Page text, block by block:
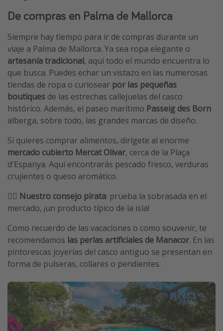
De compras en Palma de Mallorca
Siempre hay tiempo para ir de compras durante un
viaje a Palma de Mallorca. Ya sea ropa elegante o
artesanía tradicional, aquí todo el mundo encuentra lo
que busca. Puedes echar un vistazo en las numerosas
tiendas de ropa o curiosear por las pequeñas
boutiques de las estrechas callejuelas del casco
histórico. Además, el paseo marítimo Passeig des Born
alberga, sobre todo, las grandes marcas de diseño.
Si quieres comprar alimentos, dirígete al enorme
mercado cubierto Mercat Olivar, cerca de la Plaça
d'Espanya. Aquí encontrarás pescado fresco, verduras
crujientes o queso aromático.
🏴‍☠️ Nuestro consejo pirata: prueba la sobrasada en el
mercado, ¡un producto típico de la isla!
Como recuerdo de las vacaciones o como souvenir, te
recomendamos las perlas artificiales de Manacor. En las
pintorescas joyerías del casco antiguo se presentan en
forma de pulseras, collares o pendientes.